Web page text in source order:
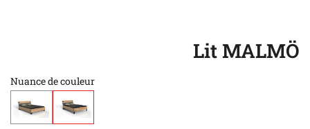
Lit MALMÖ
Nuance de couleur